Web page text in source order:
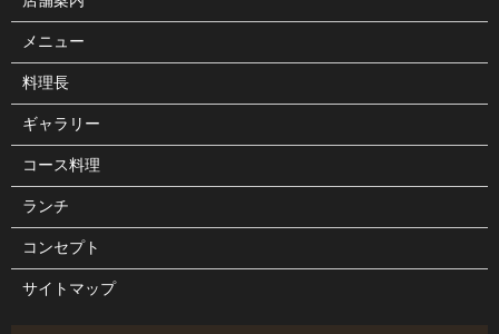
メニュー
料理長
ギャラリー
コース料理
ランチ
コンセプト
サイトマップ